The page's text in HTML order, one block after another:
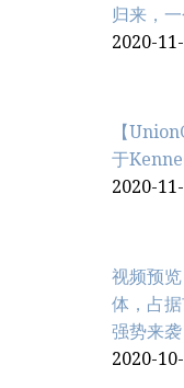
归来，
2020-
【
于
2020-
视频预
体，占
强势来袭
2020-